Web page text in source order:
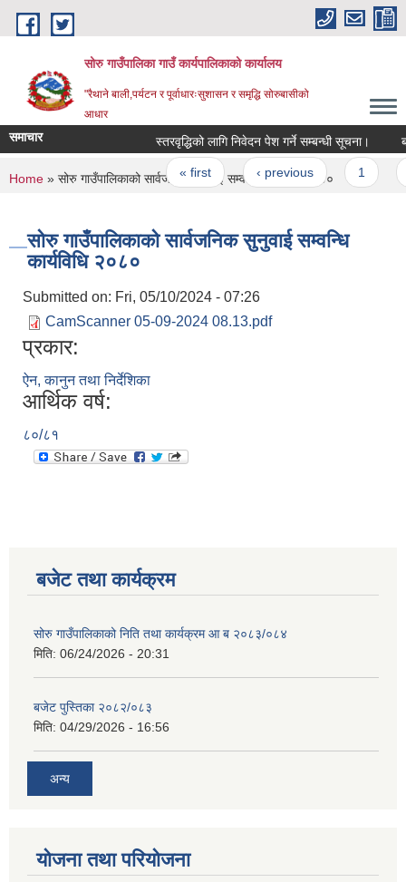
Skip to main content
सोरु गाउँपालिका गाउँ कार्यपालिकाको कार्यालय
"रैथाने बाली,पर्यटन र पूर्वाधारःसुशासन र समृद्धि सोरुबासीको
आधार
समाचार स्तरवृद्धिको लागि निवेदन पेश गर्ने सम्बन्धी सूचना।
Pages
« first ‹ previous
You are here
Home » सोरु गाउँपालिकाको सार्वजनिक सुनुवाई सम्वन्धि कार्यविधि २०८०
सोरु गाउँपालिकाको सार्वजनिक सुनुवाई सम्वन्धि
कार्यविधि २०८०
Submitted on: Fri, 05/10/2024 - 07:26
CamScanner 05-09-2024 08.13.pdf
प्रकार:
ऐन, कानुन तथा निर्देशिका
आर्थिक वर्ष:
८०/८१
बजेट तथा कार्यक्रम
सोरु गाउँपालिकाको निति तथा कार्यक्रम आ ब २०८३/०८४
मिति: 06/24/2026 - 20:31
बजेट पुस्तिका २०८२/०८३
मिति: 04/29/2026 - 16:56
अन्य
योजना तथा परियोजना